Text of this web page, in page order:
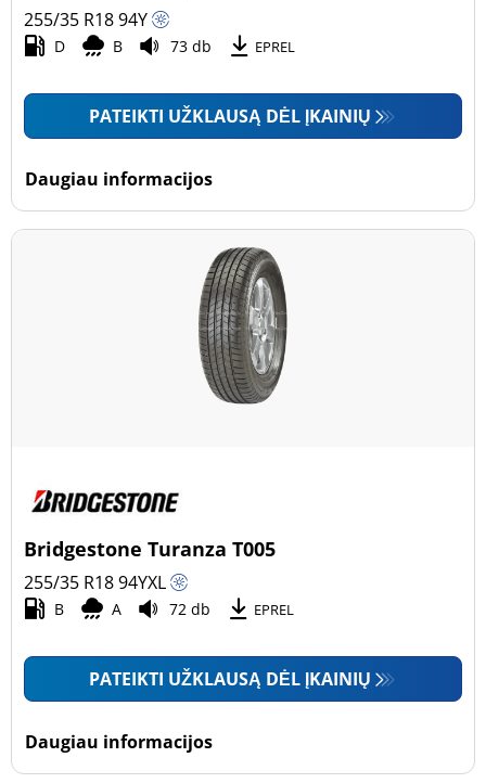
255/35 R1894Y
D B 73 db EPREL
PATEIKTI UŽKLAUSĄ DĖL ĮKAINIŲ
Daugiau informacijos
Bridgestone Turanza T005
255/35 R1894YXL
B A 72 db EPREL
PATEIKTI UŽKLAUSĄ DĖL ĮKAINIŲ
Daugiau informacijos